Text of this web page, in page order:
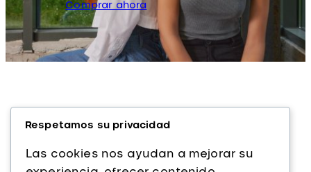
Comprar ahora
Respetamos su privacidad
Las cookies nos ayudan a mejorar su